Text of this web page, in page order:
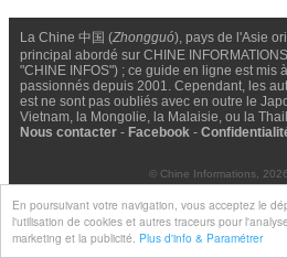
En poursuivant votre navigation, vous acceptez le
l'utilisation de cookies et autres traceurs pour
marketing et la publicité. Plus d'info & Paramétrer
La Chine 中国 (Zhongguó), pays de l'Asie
principal abordé sur CHINE
"CHINE INFOS") ; ce guide en ligne est mis
passionnés depuis 2001. Cependant, les
est ne sont pas oubliés avec en outre le
Vietnam, la Mongolie, la Malaisie, ou la
Nous contacter - Facebook -
© Chine Informations,